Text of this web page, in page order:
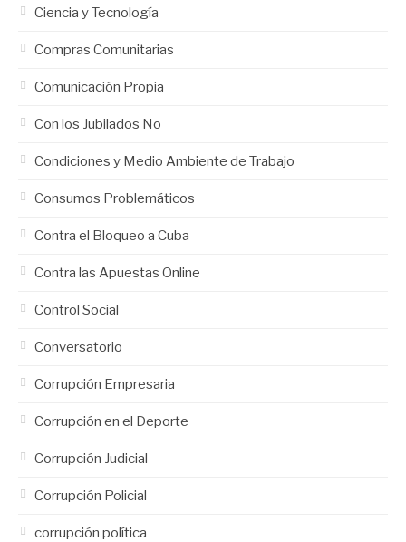
Ciencia y Tecnología
Compras Comunitarias
Comunicación Propia
Con los Jubilados No
Condiciones y Medio Ambiente de Trabajo
Consumos Problemáticos
Contra el Bloqueo a Cuba
Contra las Apuestas Online
Control Social
Conversatorio
Corrupción Empresaria
Corrupción en el Deporte
Corrupción Judicial
Corrupción Policial
corrupción política